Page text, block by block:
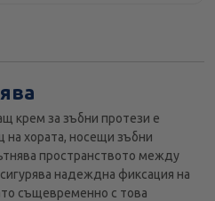
крем за зъбни протези е
хората, носещи зъбни
пространството между
надеждна фиксация на
същевременно с това